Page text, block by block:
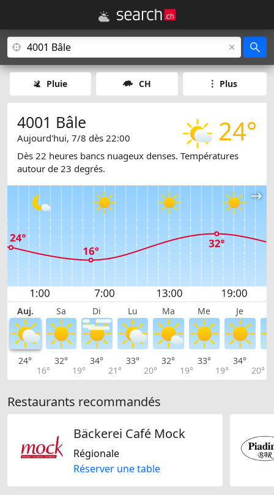
Pluie CH Plus
24°
4001 Bâle
Aujourd'hui, 7/8 dès 22:00
Dès 22 heures bancs nuageux denses. Températures
autour de 23 degrés.
Auj. Sa Di Lu Ma Me Je
24°
16°
32°
19°
34°
21°
33°
20°
32°
19°
33°
19°
34°
20°
Restaurants recommandés
Bäckerei Café Mock
Régionale
Réserver une table